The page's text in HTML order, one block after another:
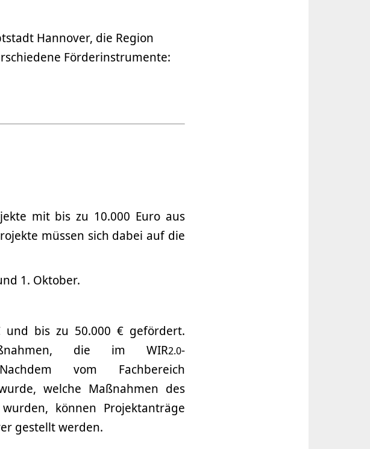
Hannover, die Region
Förderinstrumente:
mit bis zu 10.000 Euro aus
müssen sich dabei auf die
1. Oktober.
bis zu 50.000 € gefördert.
die im WIR2.0-
vom Fachbereich
welche Maßnahmen des
können Projektanträge
gestellt werden.